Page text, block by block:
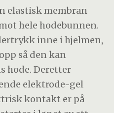
elastisk membran
hele hodebunnen.
inne i hjelmen,
så den kan
hode. Deretter
elektrode-gel
kontakt er på